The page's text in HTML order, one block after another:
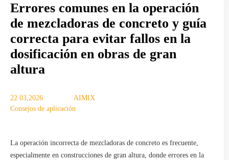
Errores comunes en la operación
de mezcladoras de concreto y guía
correcta para evitar fallos en la
dosificación en obras de gran
altura
22 03,2026
AIMIX
Consejos de aplicación
La operación incorrecta de mezcladoras de concreto es frecuente,
especialmente en construcciones de gran altura, donde errores en la